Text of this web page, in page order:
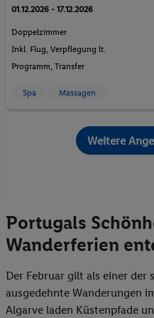
01.12.2026 - 17.12.2026
Doppelzimmer
Inkl. Flug, Verpflegung lt.
Programm , Transfer
Spa Massagen
Weitere
Portugals
Wanderferien
Der Februar gilt als einer der
ausgedehnte Wanderungen
Algarve laden Küstenpfade